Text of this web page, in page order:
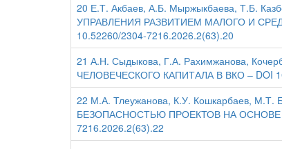
20 Е.Т. Акбаев, А.Б. Мыржыкбаева, Т.Б.
УПРАВЛЕНИЯ РАЗВИТИЕМ МАЛОГО И
10.52260/2304-7216.2026.2(63).20
21 А.Н. Сыдыкова, Г.А. Рахимжанова,
ЧЕЛОВЕЧЕСКОГО КАПИТАЛА В ВКО – DOI
22 М.А. Тлеужанова, К.У. Кошкарбаев,
БЕЗОПАСНОСТЬЮ ПРОЕКТОВ НА ОСНОВЕ
7216.2026.2(63).22